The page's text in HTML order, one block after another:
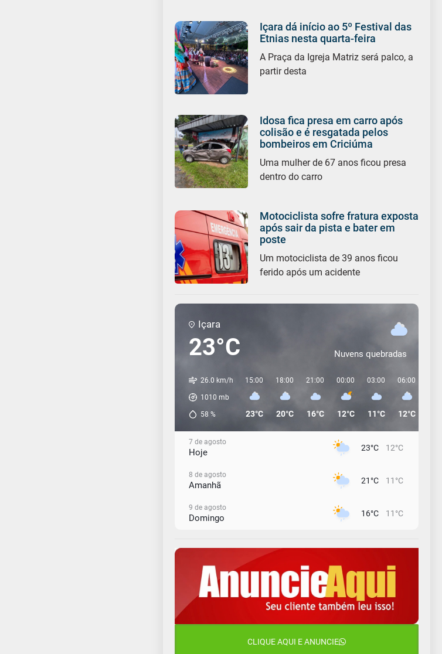
Içara dá início ao 5º Festival das
Etnias nesta quarta-feira
A Praça da Igreja Matriz será palco, a
partir desta
Idosa fica presa em carro após
colisão e é resgatada pelos
bombeiros em Criciúma
Uma mulher de 67 anos ficou presa
dentro do carro
Motociclista sofre fratura exposta
após sair da pista e bater em
poste
Um motociclista de 39 anos ficou
ferido após um acidente
Içara
23°C Nuvens quebradas
26.0 km/h
1010 mb
58 %
15:00
23°C
18:00
20°C
21:00
16°C
00:00
12°C
03:00
11°C
06:00
12°C
7 de agosto
Hoje 23°C 12°C
8 de agosto
Amanhã 21°C 11°C
9 de agosto
Domingo 16°C 11°C
Segunda-Feira 15°C 11°C
11 de agosto
Terça-Feira
12 de agosto
14°C 11°C
CLIQUE AQUI E ANUNCIE